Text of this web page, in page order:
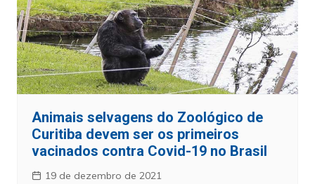
Animais selvagens do Zoológico de
Curitiba devem ser os primeiros
vacinados contra Covid-19 no Brasil
19 de dezembro de 2021